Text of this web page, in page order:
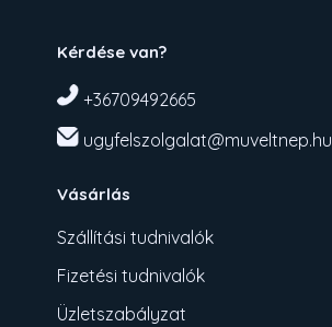
Kérdése van?
+36709492665
ugyfelszolgalat@muveltnep.hu
Vásárlás
Szállítási tudnivalók
Fizetési tudnivalók
Üzletszabályzat